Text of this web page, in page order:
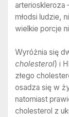
arterioskleroza
młodsi ludzie,
wielkie porcje
Wyróżnia się
cholesterol) i
złego
osadza się w
natomiast
cholesterol z